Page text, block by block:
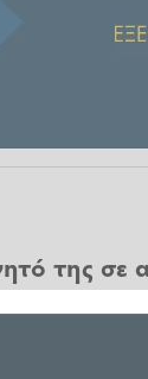
της σε
της